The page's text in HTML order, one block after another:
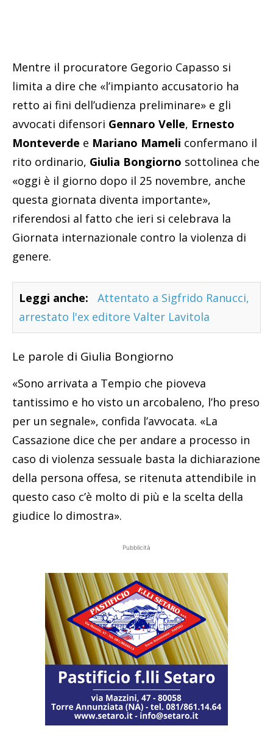
Mentre il procuratore Gegorio Capasso si
limita a dire che «l’impianto accusatorio ha
retto ai fini dell’udienza preliminare» e gli
avvocati difensori Gennaro Velle, Ernesto
Monteverde e Mariano Mameli confermano il
rito ordinario, Giulia Bongiorno sottolinea che
«oggi è il giorno dopo il 25 novembre, anche
questa giornata diventa importante»,
riferendosi al fatto che ieri si celebrava la
Giornata internazionale contro la violenza di
genere.
Leggi anche:
Attentato a Sigfrido Ranucci,
arrestato l'ex editore Valter Lavitola
Le parole di Giulia Bongiorno
«Sono arrivata a Tempio che pioveva
tantissimo e ho visto un arcobaleno, l’ho preso
per un segnale», confida l’avvocata. «La
Cassazione dice che per andare a processo in
caso di violenza sessuale basta la dichiarazione
della persona offesa, se ritenuta attendibile in
questo caso c’è molto di più e la scelta della
giudice lo dimostra».
Pubblicità